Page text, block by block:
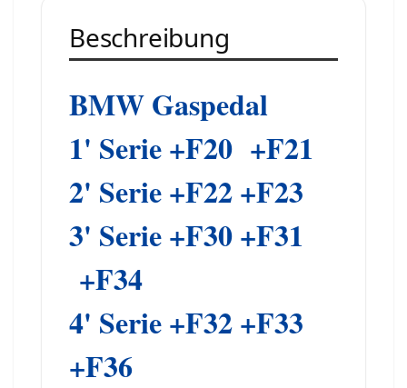
Beschreibung
BMW Gaspedal
1' Serie +F20 +F21
2' Serie +F22 +F23
3' Serie +F30 +F31
+F34
4' Serie +F32 +F33
+F36